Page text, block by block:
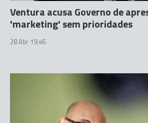
Ventura acusa Governo de
'marketing' sem prioridades
28 Abr 19:46